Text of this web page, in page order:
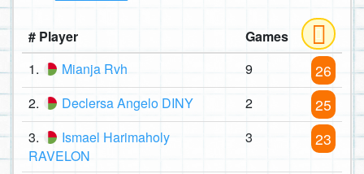
# Player
Games
1.
Mianja Rvh 9 26
2. Declersa Angelo DINY 2 25
3.
Ismael Harimaholy
RAVELON
3 23